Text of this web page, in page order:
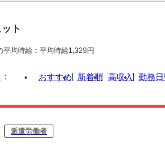
ト
平均時給：平均時給1,329円
おすすめ 新着順 高収入 勤務
派遣労働者